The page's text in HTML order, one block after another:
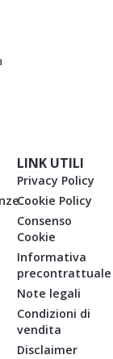
LINK UTILI
Privacy Policy
Cookie Policy
Consenso
Cookie
Informativa
precontrattuale
Note legali
Condizioni di
vendita
Disclaimer